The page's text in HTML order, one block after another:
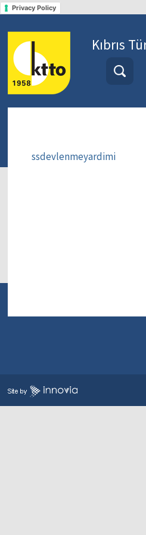
Privacy Policy
Kıbrıs
ssdevlenmeyardimi